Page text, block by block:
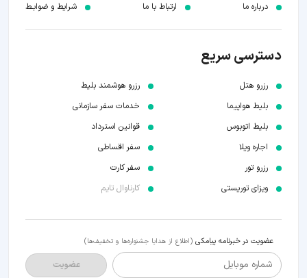
درباره ما ارتباط با ما شرایط و ضوابـط
دسترسی سریع
رزرو هتل
بلیط هواپیما
بلیط اتوبوس
اجاره ویلا
رزرو تور
ویزای توریستی
رزرو هوشمند بلیط
خدمات سفر سازمانی
قوانین استرداد
سفر اقساطی
سفر کارت
کارناوال تایم
عضویت در خبرنامه پیامکی (اطلاع از هدایا جشنواره‌ها و تخفیف‌ها)
شماره موبایل عضویت